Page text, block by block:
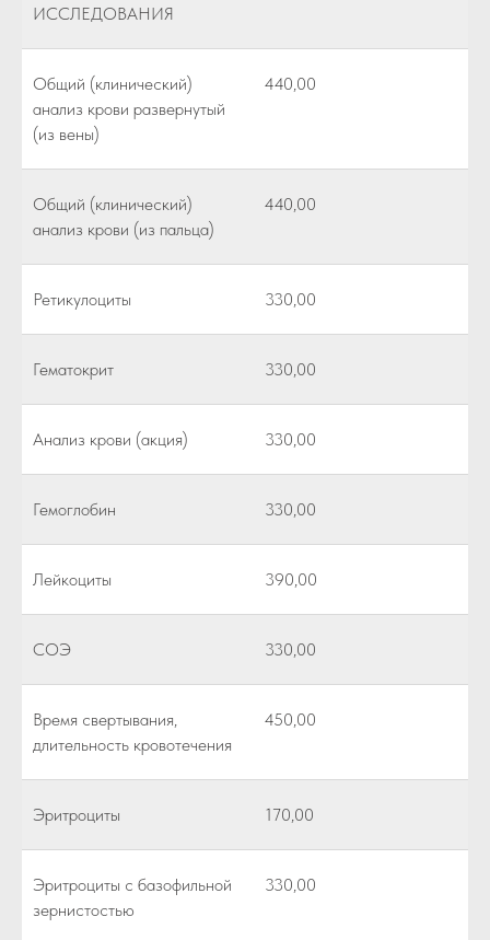
ИССЛЕДОВАНИЯ
Общий (клинический)
анализ крови развернутый
(из вены)
440,00
Общий (клинический)
анализ крови (из пальца)
440,00
Ретикулоциты 330,00
Гематокрит 330,00
Анализ крови (акция) 330,00
Гемоглобин 330,00
Лейкоциты 390,00
СОЭ 330,00
Время свертывания,
длительность кровотечения
450,00
Эритроциты 170,00
Эритроциты с базофильной
зернистостью
330,00